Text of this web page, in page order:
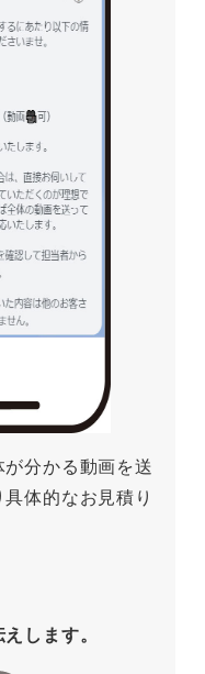
分かる動画を送
体的なお見積り
します。